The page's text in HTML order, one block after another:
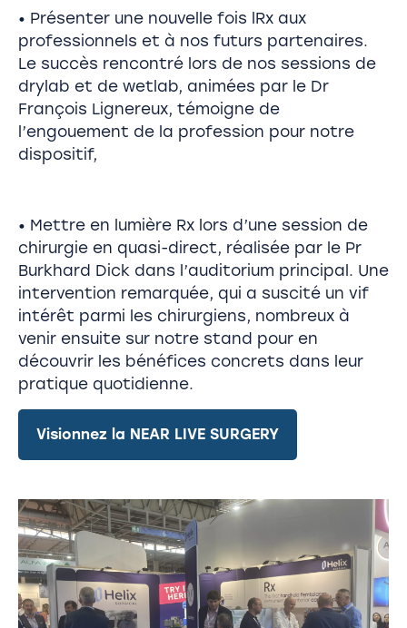
• Présenter une nouvelle fois lRx aux
professionnels et à nos futurs partenaires.
Le succès rencontré lors de nos sessions de
drylab et de wetlab, animées par le Dr
François Lignereux, témoigne de
l’engouement de la profession pour notre
dispositif,
• Mettre en lumière Rx lors d’une session de
chirurgie en quasi-direct, réalisée par le Pr
Burkhard Dick dans l’auditorium principal. Une
intervention remarquée, qui a suscité un vif
intérêt parmi les chirurgiens, nombreux à
venir ensuite sur notre stand pour en
découvrir les bénéfices concrets dans leur
pratique quotidienne.
Visionnez la NEAR LIVE SURGERY